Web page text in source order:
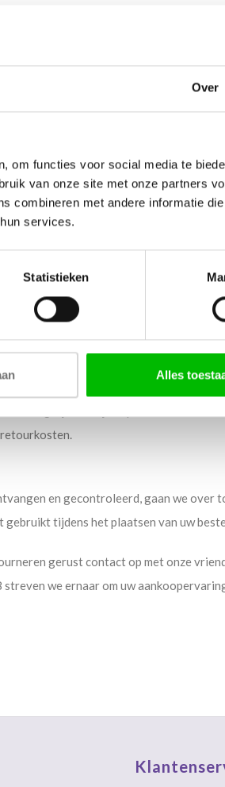
Over
om functies voor social media te
van onze site met onze partners
combineren met andere informatie
services.
Statistieken
Alles
een verzendbevestiging met daarin
bekijken.
met uw aankoop. Mocht u echter
14 dagen na ontvangst te
geldt echter niet voor maatwerk
ontstaat door het kiezen van een
om contact op te nemen met onze
zijn, tenzij er sprake is van een
en gecontroleerd, gaan we
tijdens het plaatsen van uw
gerust contact op met onze
we ernaar om uw